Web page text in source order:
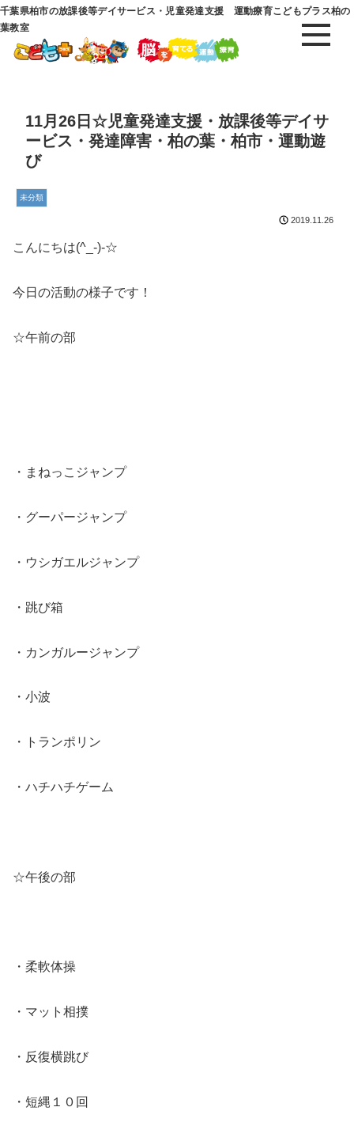
千葉県柏市の放課後等デイサービス・児童発達支援 運動療育こどもプラス柏の
葉教室
11月26日☆児童発達支援・放課後等デイサ
ービス・発達障害・柏の葉・柏市・運動遊
び
未分類
2019.11.26
こんにちは(^_-)-☆
今日の活動の様子です！
☆午前の部
・まねっこジャンプ
・グーパージャンプ
・ウシガエルジャンプ
・跳び箱
・カンガルージャンプ
・小波
・トランポリン
・ハチハチゲーム
☆午後の部
・柔軟体操
・マット相撲
・反復横跳び
・短縄１０回